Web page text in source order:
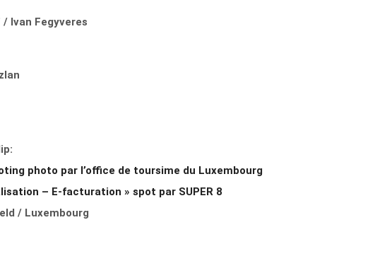
/ Ivan Fegyveres
photo par l’office de toursime du Luxembourg
– E-facturation » spot par SUPER 8
/ Luxembourg